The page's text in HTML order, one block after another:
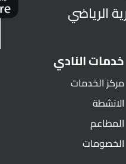
الرياضي
خدمات النادي
مركز الخدمات
الانشطة
المطاعم
الخصومات